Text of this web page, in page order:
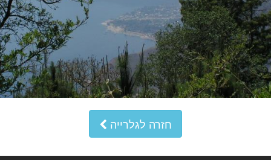
חזרה לגלרייה